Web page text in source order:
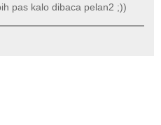
pas kalo dibaca pelan2 ;))